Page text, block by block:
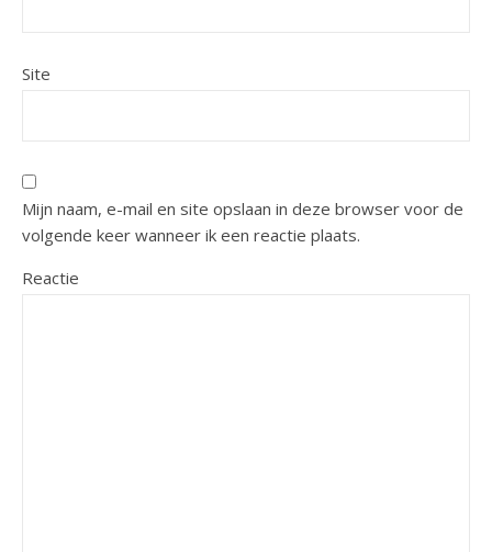
Site
Mijn naam, e-mail en site opslaan in deze browser voor de
volgende keer wanneer ik een reactie plaats.
Reactie